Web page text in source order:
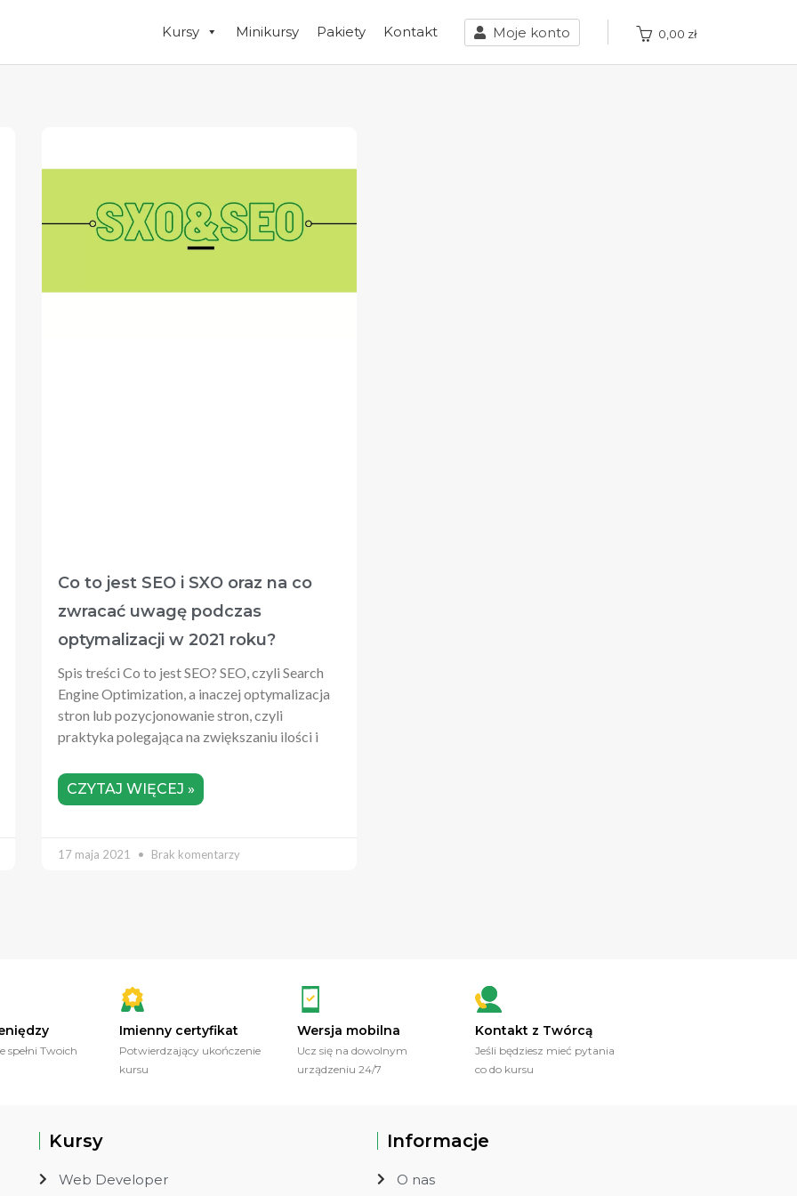
Kursy Minikursy Pakiety Kontakt Moje konto 0,00 zł
Co to jest SEO i SXO oraz na co
zwracać uwagę podczas
optymalizacji w 2021 roku?
Spis treści Co to jest SEO? SEO, czyli Search
Engine Optimization, a inaczej optymalizacja
stron lub pozycjonowanie stron, czyli
praktyka polegająca na zwiększaniu ilości i
CZYTAJ WIĘCEJ »
17 maja 2021 Brak komentarzy
spełni Twoich
Imienny certyfikat
Potwierdzający ukończenie
kursu
Wersja mobilna
Ucz się na dowolnym
urządzeniu 24/7
Kontakt z Twórcą
Jeśli będziesz mieć pytania
co do kursu
Kursy
Web Developer
Informacje
O nas